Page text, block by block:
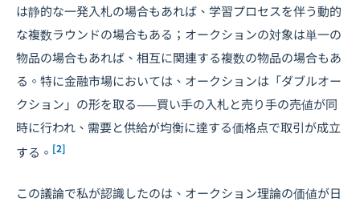
は静的な一発入札の場合もあれば、学習プロセスを伴う動的
な複数ラウンドの場合もある；オークションの対象は単一の
物品の場合もあれば、相互に関連する複数の物品の場合もあ
る。特に金融市場においては、オークションは「ダブルオー
クション」の形を取る——買い手の入札と売り手の売値が同
時に行われ、需要と供給が均衡に達する価格点で取引が成立
する。 [2]
この議論で私が認識したのは、オークション理論の価値が日